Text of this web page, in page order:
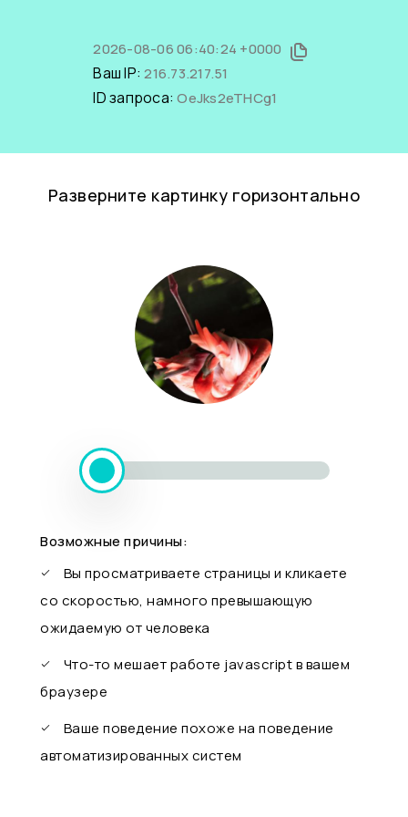
2026-08-06 06:40:24 +0000
Ваш IP:216.73.217.51
ID запроса:OeJks2eTHCg1
Разверните картинку горизонтально
Возможные причины:
Вы просматриваете страницы и кликаете
со скоростью, намного превышающую
ожидаемую от человека
Что-то мешает работе javascript в вашем
браузере
Ваше поведение похоже на поведение
автоматизированных систем